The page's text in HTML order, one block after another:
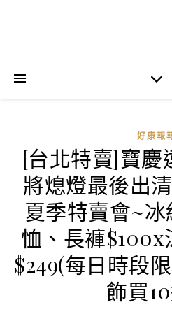
好康報
[台北特賣]寶慶
將熄燈最後出
夏季特賣會~
恤、長褲
$249(每日時段
飾買